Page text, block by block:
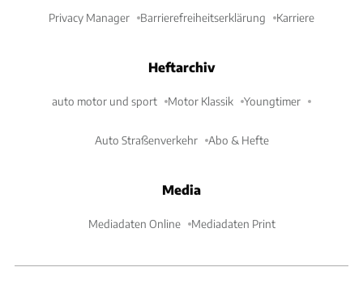
Privacy Manager Barrierefreiheitserklärung Karriere
Heftarchiv
auto motor und sport Motor Klassik Youngtimer
Auto Straßenverkehr Abo & Hefte
Media
Mediadaten Online Mediadaten Print